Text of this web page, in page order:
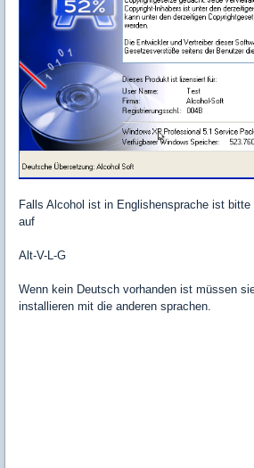
Falls Alcohol ist in Englishensprache ist
auf
Alt-V-L-G
Wenn kein Deutsch vorhanden ist müssen
installieren mit die anderen sprachen.